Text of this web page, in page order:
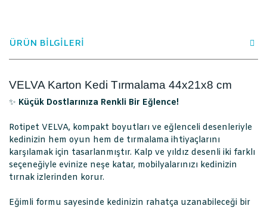
ÜRÜN BİLGİLERİ
VELVA Karton Kedi Tırmalama 44x21x8 cm
✨ Küçük Dostlarınıza Renkli Bir Eğlence!
Rotipet VELVA, kompakt boyutları ve eğlenceli desenleriyle
kedinizin hem oyun hem de tırmalama ihtiyaçlarını
karşılamak için tasarlanmıştır. Kalp ve yıldız desenli iki farklı
seçeneğiyle evinize neşe katar, mobilyalarınızı kedinizin
tırnak izlerinden korur.
Eğimli formu sayesinde kedinizin rahatça uzanabileceği bir